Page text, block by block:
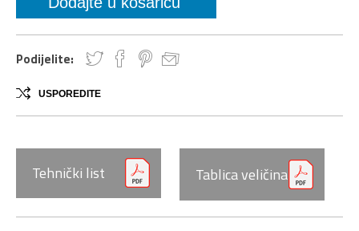
Podijelite:
USPOREDITE
Tehnički list Tablica veličina